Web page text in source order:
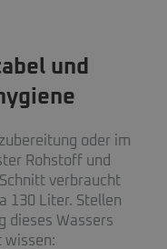
und
oder im
Rohstoff und
verbraucht
130 Liter. Stellen
dieses Wassers
wissen: